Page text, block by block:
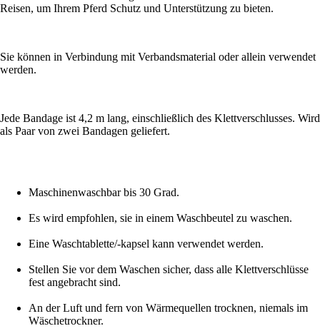
Reisen, um Ihrem Pferd Schutz und Unterstützung zu bieten.
Sie können in Verbindung mit Verbandsmaterial oder allein verwendet
werden.
Jede Bandage ist 4,2 m lang, einschließlich des Klettverschlusses. Wird
als Paar von zwei Bandagen geliefert.
Maschinenwaschbar bis 30 Grad.
Es wird empfohlen, sie in einem Waschbeutel zu waschen.
Eine Waschtablette/-kapsel kann verwendet werden.
Stellen Sie vor dem Waschen sicher, dass alle Klettverschlüsse
fest angebracht sind.
An der Luft und fern von Wärmequellen trocknen, niemals im
Wäschetrockner.